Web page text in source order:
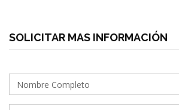
SOLICITAR MAS INFORMACIÓN